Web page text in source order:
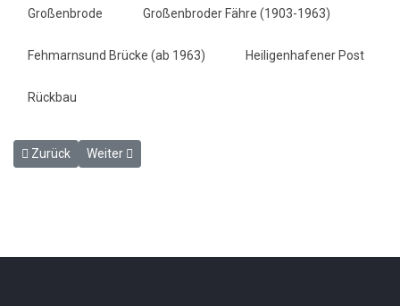
Großenbrode Großenbroder Fähre (1903-1963)
Fehmarnsund Brücke (ab 1963) Heiligenhafener Post
Rückbau
Vorheriger Beitrag: Jubiläum und Abschied / HP Bild Chronik - HP
Zurück Nächster Beitrag: Das Herz der Vogelfluglinie begann
Weiter